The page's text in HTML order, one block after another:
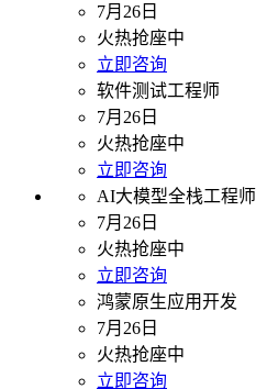
7月26日
火热抢座中
立即咨询
软件测试工程师
7月26日
火热抢座中
立即咨询
AI大模型全栈工程师
7月26日
火热抢座中
立即咨询
鸿蒙原生应用开发
7月26日
火热抢座中
立即咨询